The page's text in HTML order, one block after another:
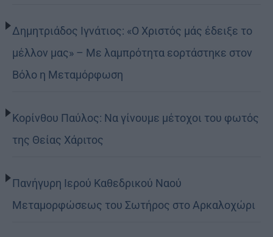
Δημητριάδος Ιγνάτιος: «Ο Χριστός μάς έδειξε το
μέλλον μας» – Με λαμπρότητα εορτάστηκε στον
Βόλο η Μεταμόρφωση
Κορίνθου Παύλος: Να γίνουμε μέτοχοι του φωτός
της Θείας Χάριτος
Πανήγυρη Ιερού Καθεδρικού Ναού
Μεταμορφώσεως του Σωτήρος στο Αρκαλοχώρι